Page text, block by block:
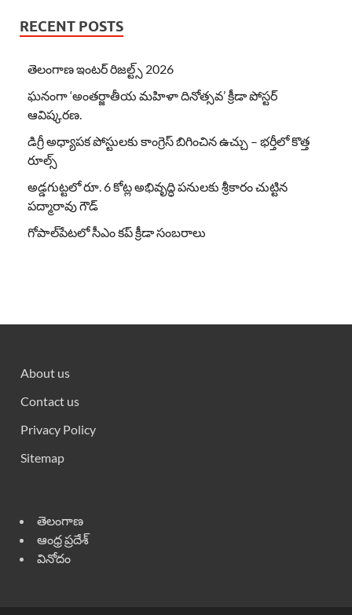
RECENT POSTS
తెలంగాణ ఇంటర్ రిజల్ట్స్ 2026
ఘనంగా ‘అంతర్జాతీయ మహిళా దినోత్సవ’ క్రీడా పోస్టర్
ఆవిష్కరణ.
డిగ్రీ అధ్యాపక పోస్టులకు కాంగ్రెస్ బిగించిన ఉచ్చు – భర్తీలో కొత్త
రూల్స్
అడ్డగుట్టలో రూ. 6 కోట్ల అభివృద్ధి పనులకు శ్రీకారం చుట్టిన
పద్మారావు గౌడ్
గోపాల్‌పేటలో సీఎం కప్ క్రీడా సంబరాలు
About us
Contact us
Privacy Policy
Sitemap
తెలంగాణ
ఆంధ్ర ప్రదేశ్
వినోదం